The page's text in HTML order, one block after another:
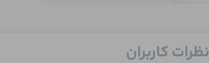
نظرات کاربران